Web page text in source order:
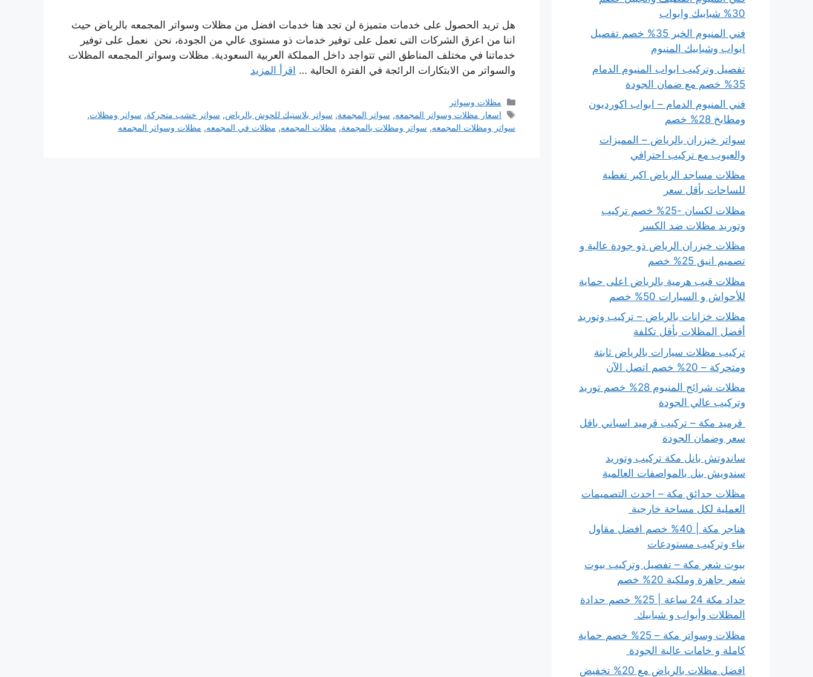
هل تريد الحصول على خدمات متميزة لن تجد هنا خدمات افضل من مظلات وسواتر المجمعه بالرياض حيث
اننا من اعرق الشركات التى تعمل على توفير خدمات ذو مستوى عالي من الجودة، نحن نعمل على توفير
خدماتنا في مختلف المناطق التي تتواجد داخل المملكة العربية السعودية. مظلات وسواتر المجمعه المظلات
والسواتر من الابتكارات الرائجة في الفترة الحالية … اقرأ المزيد
التصنيفات
مظلات وسواتر
الوسوم
اسعار مظلات وسواتر المجمعه, سواتر المجمعة, سواتر بلاستيك للحوش بالرياض, سواتر خشب متحركة, سواتر ومظلات,
سواتر ومظلات المجمعه, سواتر ومظلات بالمجمعة, مظلات المجمعه, مظلات في المجمعه, مظلات وسواتر المجمعه
30% شبابيك وابواب
فني المنيوم الخبر 35% خصم تفصيل
ابواب وشبابيك المنيوم
تفصيل وتركيب ابواب المنيوم الدمام
35% خصم مع ضمان الجودة
فني المنيوم الدمام – ابواب اكورديون
ومطابخ 28% خصم
سواتر خيزران بالرياض – المميزات
والعيوب مع تركيب احترافي
مظلات مساجد الرياض اكبر تغطية
للساحات بأقل سعر
مظلات لكسان -25% خصم تركيب
وتوريد مظلات ضد الكسر
مظلات خيزران الرياض ذو جودة عالية و
تصميم انيق 25% خصم
مظلات قبب هرمية بالرياض اعلى حماية
للأحواش و السيارات 50% خصم
مظلات خزانات بالرياض – تركيب وتوريد
أفضل المظلات بأقل تكلفة
تركيب مظلات سيارات بالرياض ثابتة
ومتحركة – 20% خصم اتصل الآن
مظلات شرائح المنيوم 28% خصم توريد
وتركيب عالي الجودة
قرميد مكة – تركيب قرميد اسباني باقل
سعر وضمان الجودة
ساندوتش بانل مكة تركيب وتوريد
سندويش بنل بالمواصفات العالمية
مظلات حدائق مكة – احدث التصميمات
العملية لكل مساحة خارجية
هناجر مكة | 40% خصم افضل مقاول
بناء وتركيب مستودعات
بيوت شعر مكة – تفصيل وتركيب بيوت
شعر جاهزة وملكية 20% خصم
حداد مكة 24 ساعة | 25% خصم حدادة
المظلات وأبواب و شبابيك
مظلات وسواتر مكة – 25% خصم حماية
كاملة و خامات عالية الجودة
افضل مظلات بالرياض مع 20% تخفيض